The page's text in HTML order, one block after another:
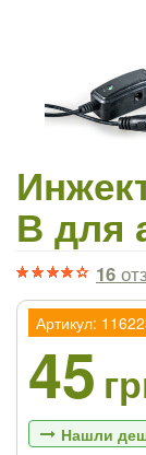
В для
16
Артикул:
45
Нашли